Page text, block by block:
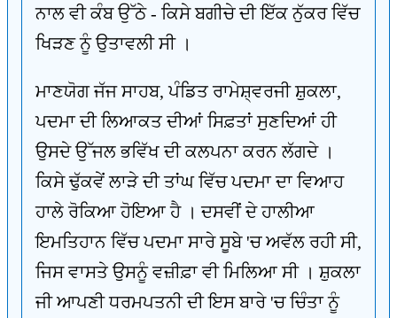
ਨਾਲ ਵੀ ਕੰਬ ਉੱਠੇ - ਕਿਸੇ ਬਗੀਚੇ ਦੀ ਇੱਕ ਨੁੱਕਰ ਵਿੱਚ
ਖਿੜਣ ਨੂੰ ਉਤਾਵਲੀ ਸੀ ।
ਮਾਣਯੋਗ ਜੱਜ ਸਾਹਬ, ਪੰਡਿਤ ਰਾਮੇਸ਼੍ਵਰਜੀ ਸ਼ੁਕਲਾ,
ਪਦਮਾ ਦੀ ਲਿਆਕਤ ਦੀਆਂ ਸਿਫ਼ਤਾਂ ਸੁਣਦਿਆਂ ਹੀ
ਉਸਦੇ ਉੱਜਲ ਭਵਿੱਖ ਦੀ ਕਲਪਨਾ ਕਰਨ ਲੱਗਦੇ ।
ਕਿਸੇ ਢੁੱਕਵੇਂ ਲਾੜੇ ਦੀ ਤਾਂਘ ਵਿੱਚ ਪਦਮਾ ਦਾ ਵਿਆਹ
ਹਾਲੇ ਰੋਕਿਆ ਹੋਇਆ ਹੈ । ਦਸਵੀਂ ਦੇ ਹਾਲੀਆ
ਇਮਤਿਹਾਨ ਵਿੱਚ ਪਦਮਾ ਸਾਰੇ ਸੂਬੇ 'ਚ ਅਵੱਲ ਰਹੀ ਸੀ,
ਜਿਸ ਵਾਸਤੇ ਉਸਨੂੰ ਵਜ਼ੀਫ਼ਾ ਵੀ ਮਿਲਿਆ ਸੀ । ਸ਼ੁਕਲਾ
ਜੀ ਆਪਣੀ ਧਰਮਪਤਨੀ ਦੀ ਇਸ ਬਾਰੇ 'ਚ ਚਿੰਤਾ ਨੂੰ